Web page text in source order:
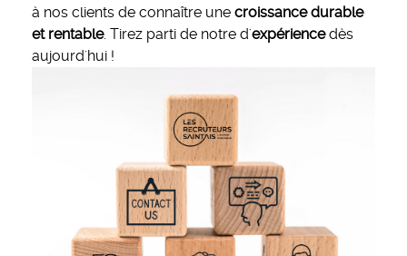
à nos clients de connaître une croissance durable
et rentable. Tirez parti de notre d'expériencedès
aujourd'hui !